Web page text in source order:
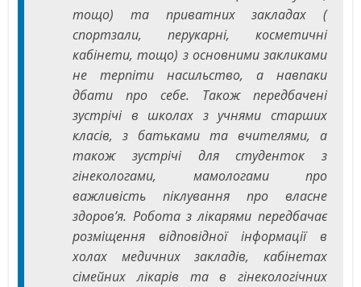
тощо) та приватних закладах (
спортзали, перукарні, косметичні
кабінети, тощо) з основними закликами
не терпіти насильство, а навпаки
дбати про себе. Також передбачені
зустрічі в школах з учнями старших
класів, з батьками та вчителями, а
також зустрічі для студенток з
гінекологами, мамологами про
важливість піклування про власне
здоров’я. Робота з лікарями передбачає
розміщення відповідної інформації в
холах медичних закладів, кабінетах
сімейних лікарів та в гінекологічних